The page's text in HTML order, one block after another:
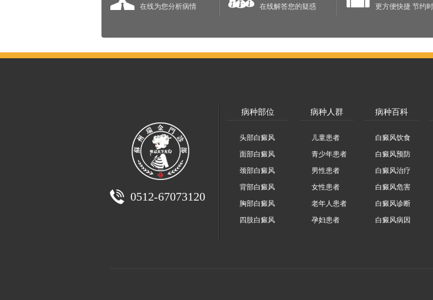
在线为您分析病情 在线解答您的疑惑 更方便快捷 节约
0512-67073120
病种部位 病种人群 病种百科
头部白癜风
面部白癜风
颈部白癜风
背部白癜风
胸部白癜风
四肢白癜风
儿童患者
青少年患者
男性患者
女性患者
老年人患者
孕妇患者
白癜风饮食
白癜风预防
白癜风治疗
白癜风危害
白癜风诊断
白癜风病因